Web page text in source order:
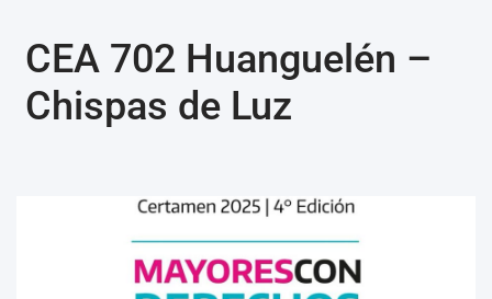
CEA 702 Huanguelén –
Chispas de Luz